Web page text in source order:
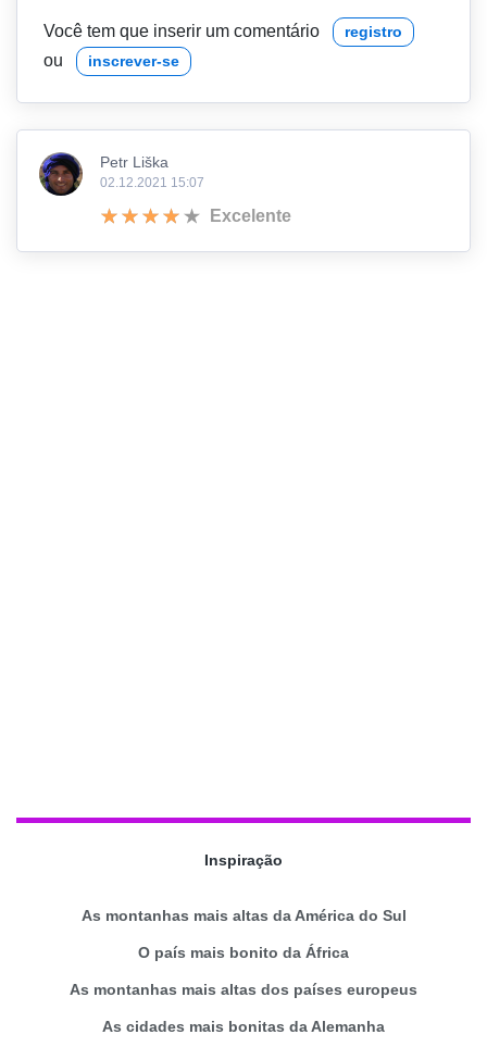
Você tem que inserir um comentário registro
ou inscrever-se
Petr Liška
02.12.2021 15:07
Excelente
Inspiração
As montanhas mais altas da América do Sul
O país mais bonito da África
As montanhas mais altas dos países europeus
As cidades mais bonitas da Alemanha